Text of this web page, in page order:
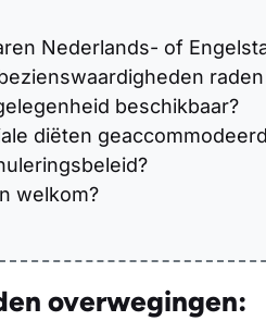
Nederlands- of
raden
beschikbaar?
diëten
welkom?
overwegingen: